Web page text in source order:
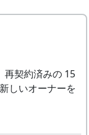
に棚田オー
1999 2002
再契約済みの 15
しいオーナーを